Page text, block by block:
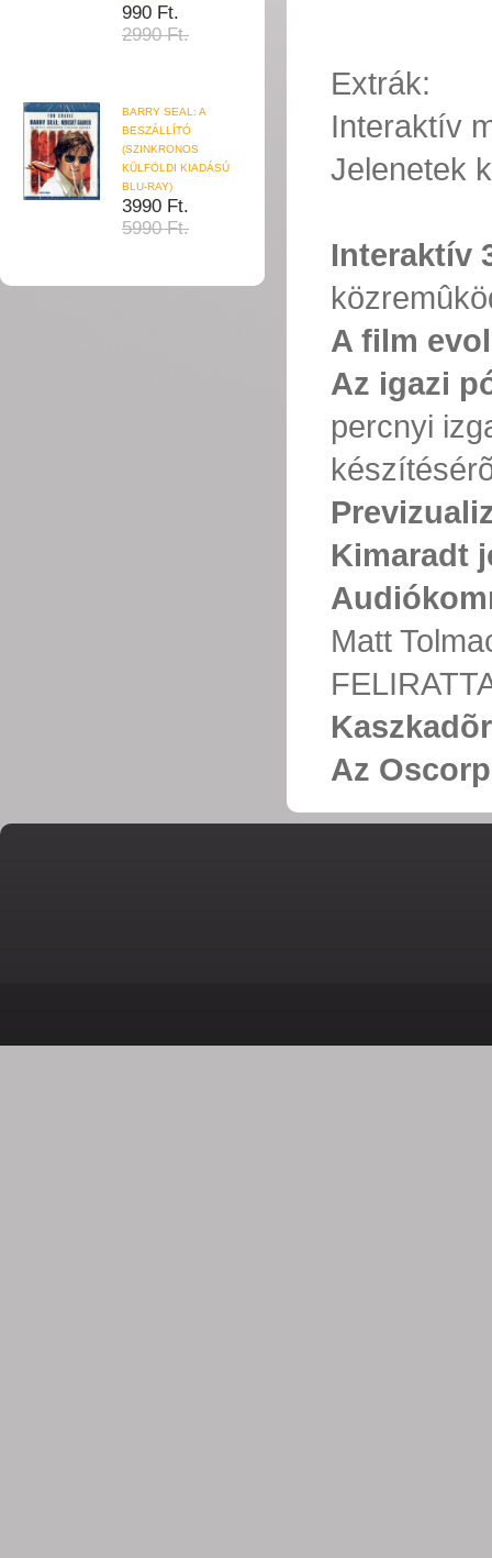
990 Ft.
2990 Ft.
BARRY SEAL: A
BESZÁLLÍTÓ
(SZINKRONOS
KÜLFÖLDI KIADÁSÚ
BLU-RAY)
3990 Ft.
5990 Ft.
Extrák:
Interaktív
Jelenetek
Interaktív
A film
Az igazi
percnyi
Kimaradt
Matt
Az